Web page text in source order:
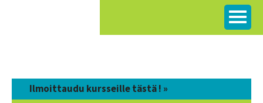
Ilmoittaudu kursseille tästä ! »